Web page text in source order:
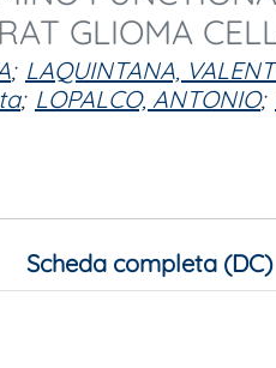
GLIOMA
; LAQUINTANA,
; LOPALCO, ANTONIO;
Scheda completa (DC)